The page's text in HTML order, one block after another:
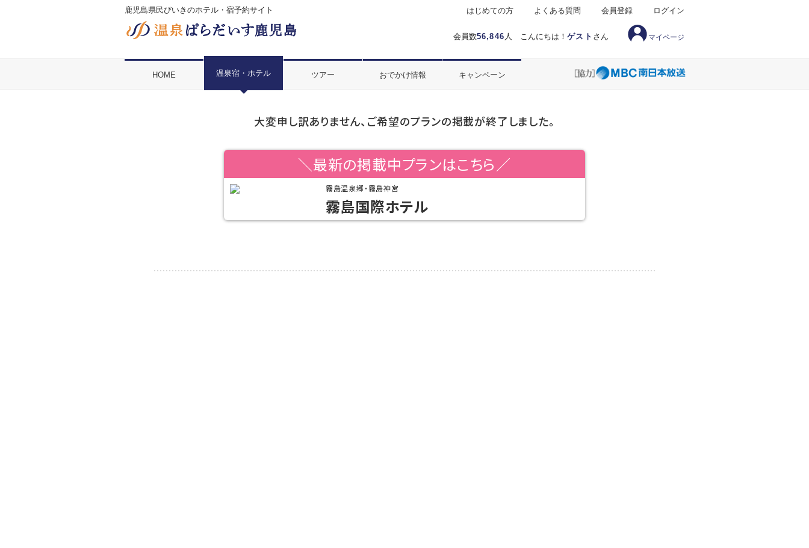
鹿児島県民びいきのホテル・宿予約サイト
会員数56,846 人 こんにちは！ゲスト さん マイページ
はじめての方 よくある質問 会員登録 ログイン
HOME 温泉宿・ホテル ツアー おでかけ情報 キャンペーン
大変申し訳ありません、ご希望のプランの掲載が終了しました。
＼最新の掲載中プランはこちら／
霧島温泉郷・霧島神宮
霧島国際ホテル